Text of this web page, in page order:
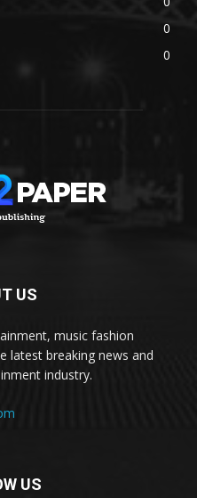
0
0
US
music fashion
latest breaking news and
industry.
US